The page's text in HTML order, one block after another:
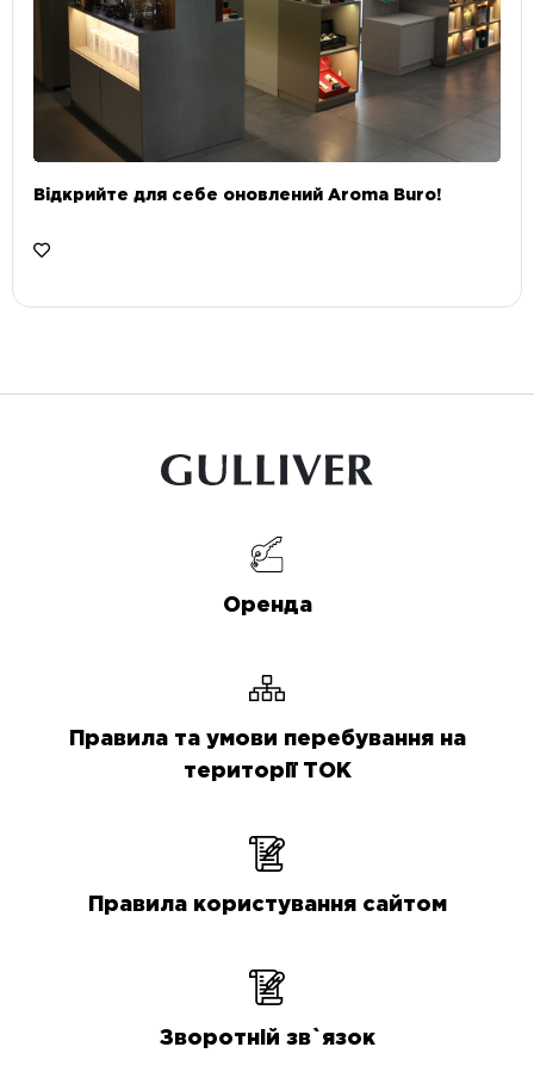
Відкрийте для себе оновлений Aroma Buro! ⠀
Оренда
Правила та умови перебування на
території ТОК
Правила користування сайтом
Зворотній зв`язок